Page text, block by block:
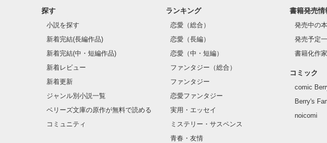
先生の心に届いてくれる
今でもこれから先も
ずっとあなたを
私は生きてくよ？
探す
小説を探す
新着完結(長編作品)
新着完結(中・短編作品)
新着レビュー
新着更新
ジャンル別小説一覧
ベリーズ文庫の原作が無料で読める
コミュニティ
ランキング
恋愛（総合）
恋愛（長編）
恋愛（中・短編）
ファンタジー（総合）
ファンタジー
恋愛ファンタジー
実用・エッセイ
ミステリー・サスペンス
青春・友情
書籍発売情
発売中の
発売予定
書籍化作
コミック
comic
Berry's
noicomi